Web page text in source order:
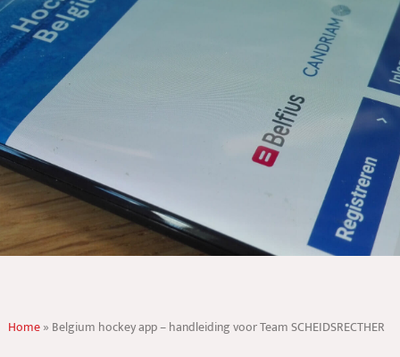
Home» Belgium hockey app – handleiding voor Team SCHEIDSRECTHER